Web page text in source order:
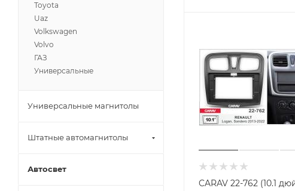
CARAV 22-762 (10.1
Toyota
Uaz
Volkswagen
Volvo
ГАЗ
Универсальные
Универсальные магнитолы
Штатные автомагнитолы
Автосвет